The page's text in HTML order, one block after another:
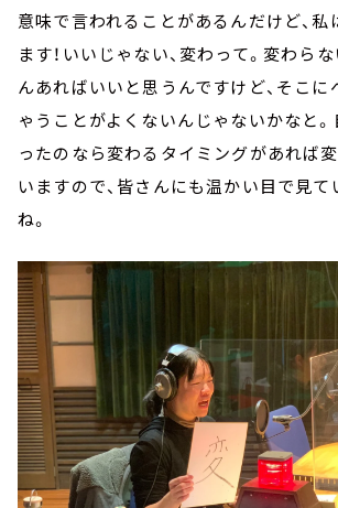
意味で言われることがあるんだけど、私
ます！いいじゃない、変わって。変わら
んあればいいと思うんですけど、そこに
ゃうことがよくないんじゃないかなと
ったのなら変わるタイミングがあれば
いますので、皆さんにも温かい目で見
ね。